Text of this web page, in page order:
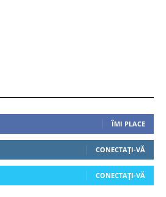
ÎMI PLACE
CONECTAȚI-VĂ
CONECTAȚI-VĂ